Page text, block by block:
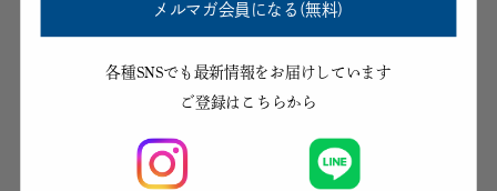
財布の色から選ぶ・ブラック
軽量と収納力を兼ね備えた鞄
退職・還暦祝い
メルマガ会員になる(無料)
各種SNSでも最新情報をお届けしています
ご登録はこちらから